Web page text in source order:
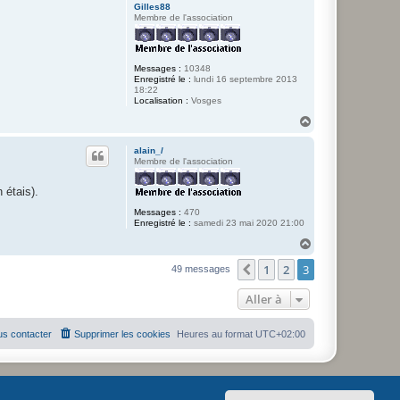
Gilles88
Membre de l'association
Messages : 10348
Enregistré le : lundi 16 septembre 2013
18:22
Localisation : Vosges
alain_/
Membre de l'association
Messages : 470
Enregistré le : samedi 23 mai 2020 21:00
étais).
t
49 messages Précédente
1 2 3
Aller à
Heures au format UTC+02:00
Supprimer les cookies
contacter